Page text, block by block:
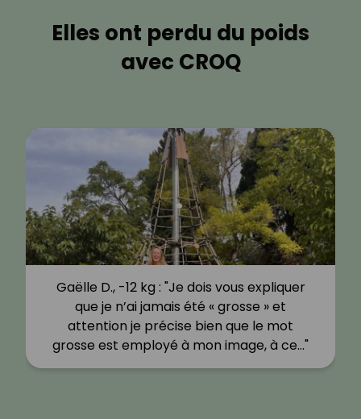
Elles ont perdu du poids
avec CROQ
Gaëlle D., -12 kg : "Je dois vous expliquer
que je n’ai jamais été « grosse » et
attention je précise bien que le mot
grosse est employé à mon image, à ce…"